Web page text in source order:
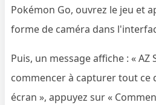
Pokémon Go, ouvrez le jeu et
forme de caméra dans
Puis, un message affiche : « AZ
commencer à capturer tout ce
écran », appuyez sur «